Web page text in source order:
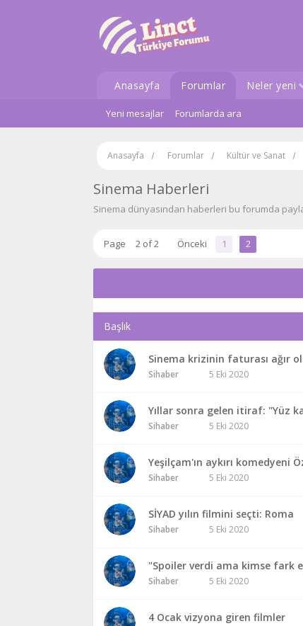
Anasayfa Forumlar Neler yeni
Yeni mesajlar Forumlarda ara
Anasayfa Forumlar Kültür ve Sanat
Sinema Haberleri
Sinema dünyasından haberleri bu forumda
Page 2 of 2 Önceki 1 2
Başlık
Sinema krizinin faturası ağır
Sihaber 5 Eki 2020
Yıllar sonra gelen itiraf: "Yüz
Sihaber 5 Eki 2020
Yeşilçam'ın aykırı komedyeni
Sihaber 5 Eki 2020
SİYAD yılın filmini seçti: Roma
Sihaber 5 Eki 2020
"Spoiler verdi ama kimse fark
Sihaber 5 Eki 2020
4 Ocak vizyona giren filmler